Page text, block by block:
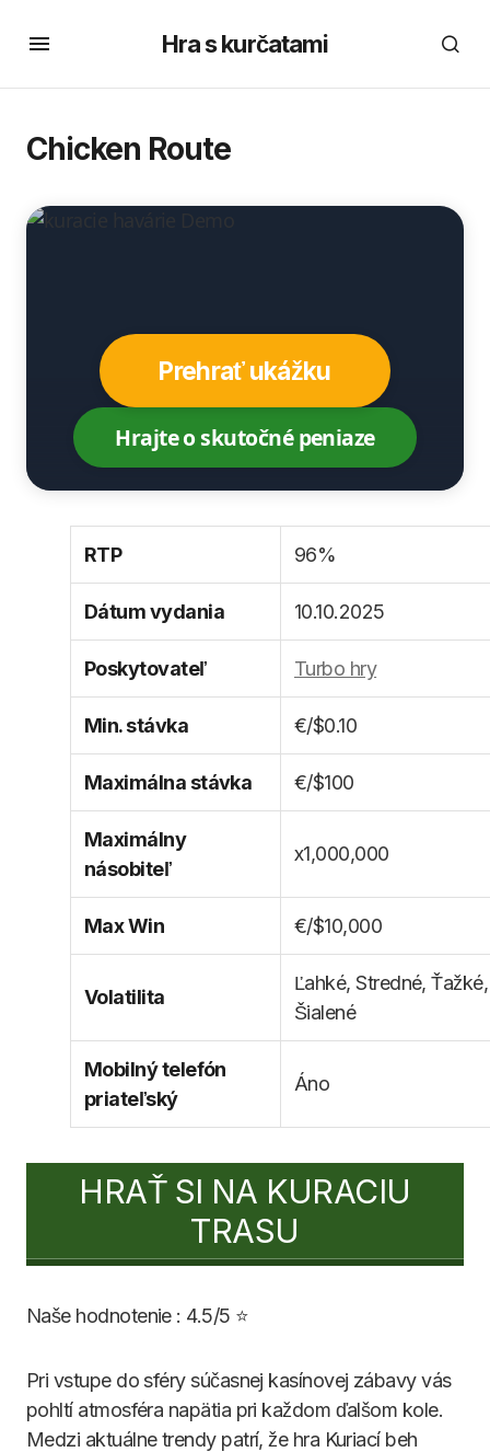
Hra s kurčatami
Chicken Route
Prehrať ukážku
Hrajte o skutočné peniaze
RTP 96%
Dátum vydania 10.10.2025
Poskytovateľ Turbo hry
Min. stávka €/$0.10
Maximálna stávka €/$100
Maximálny
násobiteľ
x1,000,000
Max Win €/$10,000
Volatilita
Ľahké, Stredné, Ťažké,
Šialené
Mobilný telefón
priateľský
Áno
HRAŤ SI NA KURACIU
TRASU
Naše hodnotenie : 4.5/5 ⭐
Pri vstupe do sféry súčasnej kasínovej zábavy vás
pohltí atmosféra napätia pri každom ďalšom kole.
Medzi aktuálne trendy patrí, že hra Kuriací beh